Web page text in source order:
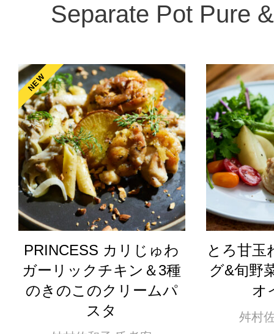
Separate Pot Pure
PRINCESS カリじゅわ
ガーリックチキン＆3種
のきのこのクリームパ
スタ
とろ甘玉
グ&旬野
オ
舛村